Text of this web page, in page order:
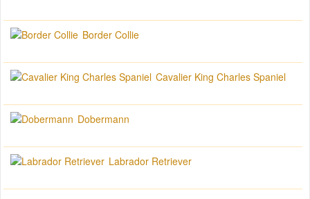
Border Collie
Cavalier King Charles Spaniel
Dobermann
Labrador Retriever